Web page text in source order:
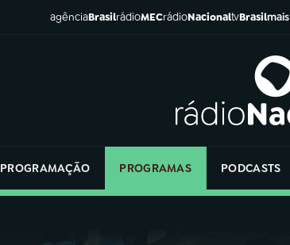
agênciaBrasilrádioMECrádioNacionaltvBrasilmais
PROGRAMAÇÃO PROGRAMAS PODCASTS